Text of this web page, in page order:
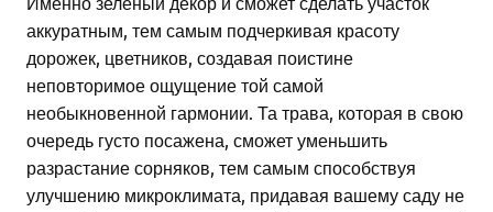
аккуратным, тем самым подчеркивая красоту
дорожек, цветников, создавая поистине
неповторимое ощущение той самой
необыкновенной гармонии. Та трава, которая в свою
очередь густо посажена, сможет уменьшить
разрастание сорняков, тем самым способствуя
улучшению микроклимата, придавая вашему саду не